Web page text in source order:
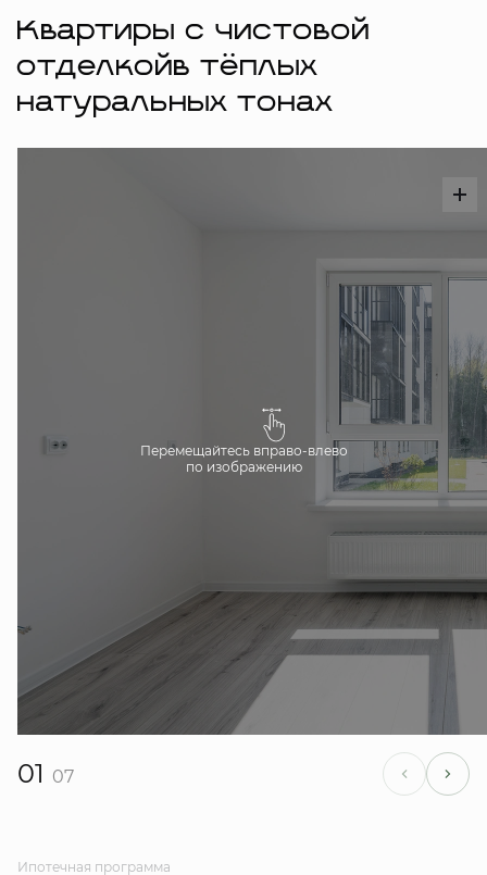
Квартиры с чистовой
отделкойв тёплых
натуральных тонах
Перемещайтесь вправо-влево
по изображению
01 07
Ипотечная программа